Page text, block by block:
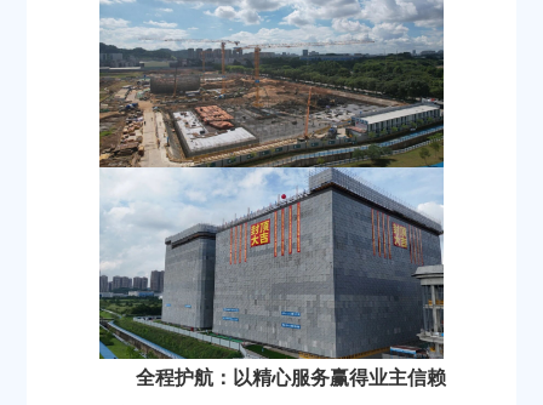
全程护航： 以精心服务赢得业主信赖